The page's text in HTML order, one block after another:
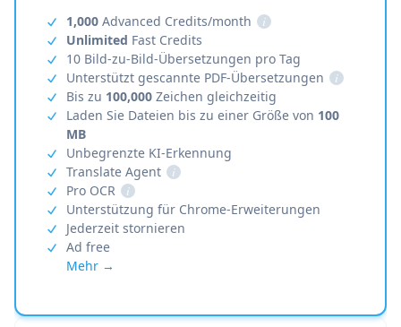
1,000 Advanced Credits/month
i
Unlimited Fast Credits
10 Bild-zu-Bild-Übersetzungen pro Tag
Unterstützt gescannte PDF-Übersetzungen
i
Bis zu 100,000 Zeichen gleichzeitig
Laden Sie Dateien bis zu einer Größe von 100
MB
Unbegrenzte KI-Erkennung
Translate Agent
i
Pro OCR
i
Unterstützung für Chrome-Erweiterungen
Jederzeit stornieren
Ad free
Mehr →